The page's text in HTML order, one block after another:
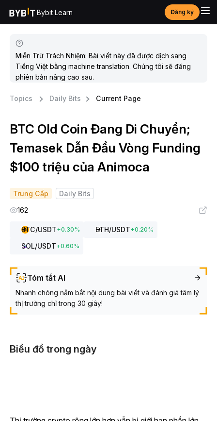
Bybit Learn Đăng ký
Miễn Trừ Trách Nhiệm: Bài viết này đã được dịch sang
Tiếng Việt bằng machine translation. Chúng tôi sẽ đăng
phiên bản nâng cao sau.
Topics Daily Bits Current Page
BTC Old Coin Đang Di Chuyển;
Temasek Dẫn Đầu Vòng Funding
$100 triệu của Animoca
Trung Cấp
Daily Bits
162
BTC/USDT+0.30% ETH/USDT+0.20%
SOL/USDT+0.60%
Tóm tắt AI
Nhanh chóng nắm bắt nội dung bài viết và đánh giá tâm lý
thị trường chỉ trong 30 giây!
Biểu đồ trong ngày